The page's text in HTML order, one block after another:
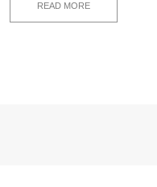
READ MORE